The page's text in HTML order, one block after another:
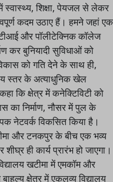
स्वास्थ्य, शिक्षा, पेयजल से लेकर
कदम उठाए हैं। हमने जहां एक
और पॉलीटेक्निक कॉलेज
कर बुनियादी सुविधाओं को
को गति देने के साथ ही,
स्तर के अत्याधुनिक खेल
कि क्षेत्र में कनेक्टिविटी को
का निर्माण, नौसर में पुल के
नेटवर्क विकसित किया है।
और टनकपुर के बीच एक भव्य
ही कार्य प्रारंभ हो जाएगा।
खटीमा में एमकॉम और
क्षेत्र में एकलव्य विद्यालय